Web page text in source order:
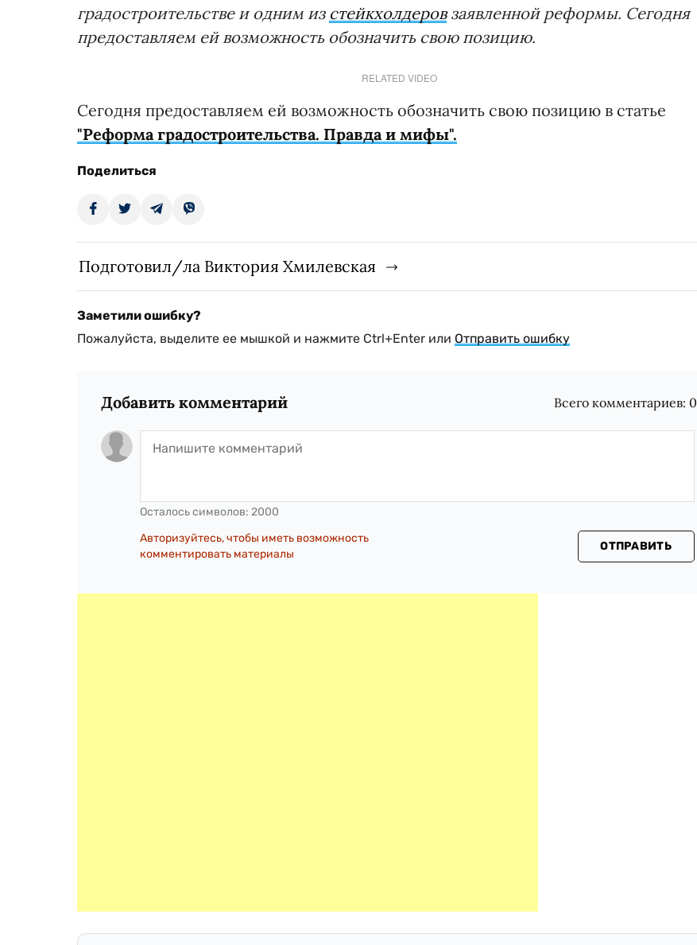
градостроительстве и одним из стейкхолдеровзаявленной реформы. Сегодня
предоставляем ей возможность обозначить свою позицию.
RELATED VIDEO
Сегодня предоставляем ей возможность обозначить свою позицию в статье
"Реформа градостроительства. Правда и мифы".
Поделиться
Подготовил/ла Виктория Хмилевская
Заметили ошибку?
Пожалуйста, выделите ее мышкой и нажмите Ctrl+Enter или Отправить ошибку
Добавить комментарий Всего комментариев: 0
Осталось символов: 2000
Авторизуйтесь, чтобы иметь возможность
комментировать материалы
ОТПРАВИТЬ